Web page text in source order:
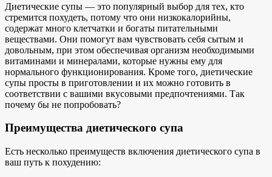
Диетические супы — это популярный выбор для тех, кто
стремится похудеть, потому что они низкокалорийны,
содержат много клетчатки и богаты питательными
веществами. Они помогут вам чувствовать себя сытым и
довольным, при этом обеспечивая организм необходимыми
витаминами и минералами, которые нужны ему для
нормального функционирования. Кроме того, диетические
супы просты в приготовлении и их можно готовить в
соответствии с вашими вкусовыми предпочтениями. Так
почему бы не попробовать?
Преимущества диетического супа
Есть несколько преимуществ включения диетического супа в
ваш путь к похудению: